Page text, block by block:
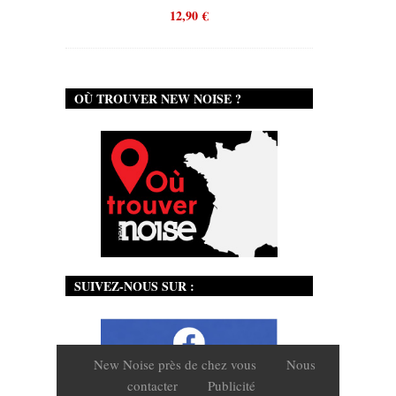
12,90€
OÙ TROUVER NEW NOISE ?
SUIVEZ-NOUS SUR :
New Noise près de chez vous
Nous
contacter
Publicité